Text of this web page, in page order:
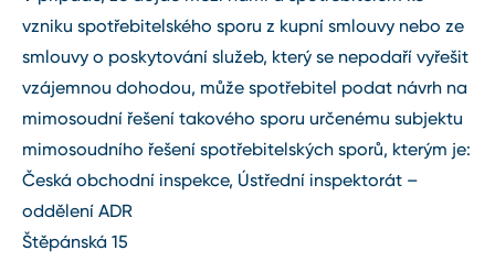
vzniku spotřebitelského sporu z kupní smlouvy nebo ze
smlouvy o poskytování služeb, který se nepodaří vyřešit
vzájemnou dohodou, může spotřebitel podat návrh na
mimosoudní řešení takového sporu určenému subjektu
mimosoudního řešení spotřebitelských sporů, kterým je:
Česká obchodní inspekce, Ústřední inspektorát –
oddělení ADR
Štěpánská 15